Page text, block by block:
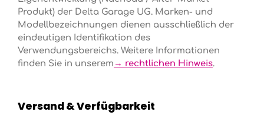
Produkt) der Delta Garage UG. Marken- und
Modellbezeichnungen dienen ausschließlich der
eindeutigen Identifikation des
Verwendungsbereichs. Weitere Informationen
finden Sie in unserem → rechtlichen Hinweis.
Versand & Verfügbarkeit